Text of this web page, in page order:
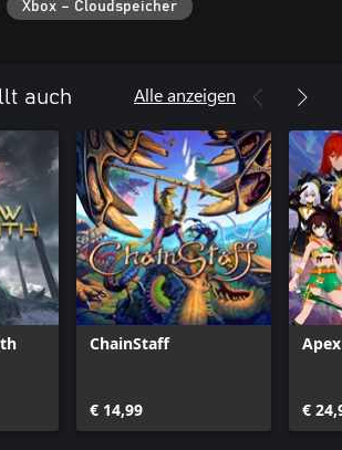
Xbox – Cloudspeicher
auch Alle anzeigen
ChainStaff
€ 14,99 €